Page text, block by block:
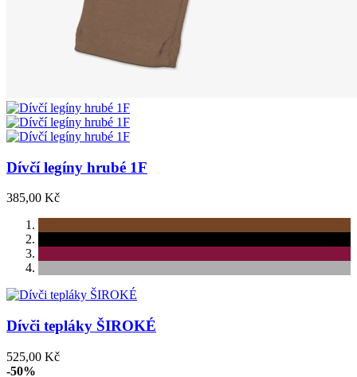
Dívčí legíny hrubé 1F
385,00 Kč
Dívči tepláky ŠIROKÉ
525,00 Kč
-50%